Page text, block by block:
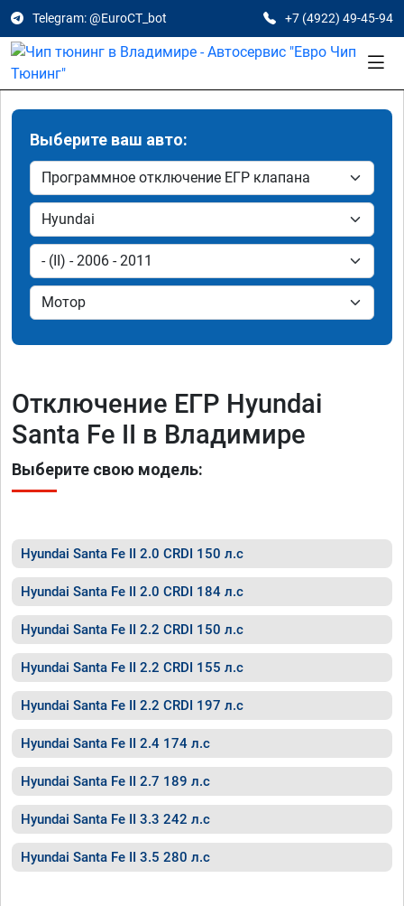
Telegram: @EuroCT_bot +7 (4922) 49-45-94
Выберите ваш авто:
Отключение ЕГР Hyundai
Santa Fe II в Владимире
Выберите свою модель:
Hyundai Santa Fe II 2.0 CRDI 150 л.с
Hyundai Santa Fe II 2.0 CRDI 184 л.с
Hyundai Santa Fe II 2.2 CRDI 150 л.с
Hyundai Santa Fe II 2.2 CRDI 155 л.с
Hyundai Santa Fe II 2.2 CRDI 197 л.с
Hyundai Santa Fe II 2.4 174 л.с
Hyundai Santa Fe II 2.7 189 л.с
Hyundai Santa Fe II 3.3 242 л.с
Hyundai Santa Fe II 3.5 280 л.с